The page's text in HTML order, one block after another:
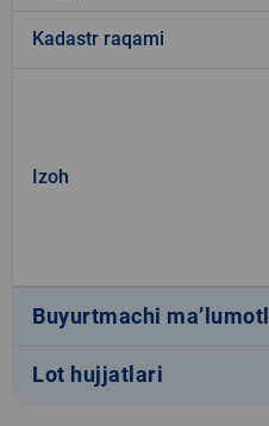
Kadastr raqami
Izoh
Buyurtmachi
Lot hujjatlari